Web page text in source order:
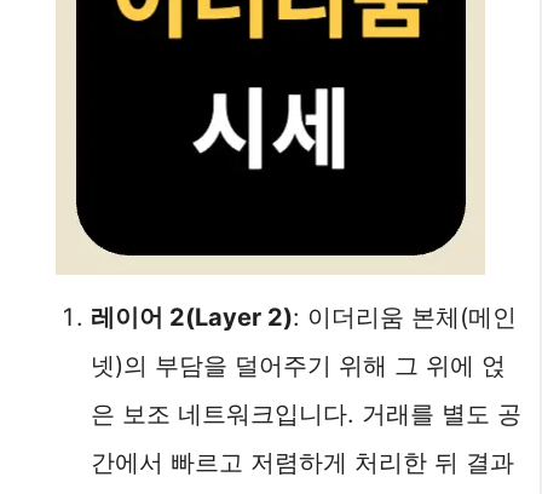
레이어 2(Layer 2): 이더리움 본체(메인
넷)의 부담을 덜어주기 위해 그 위에 얹
은 보조 네트워크입니다. 거래를 별도 공
간에서 빠르고 저렴하게 처리한 뒤 결과